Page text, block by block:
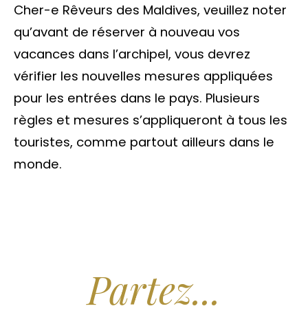
Cher-e Rêveurs des Maldives, veuillez noter
qu’avant de réserver à nouveau vos
vacances dans l’archipel, vous devrez
vérifier les nouvelles mesures appliquées
pour les entrées dans le pays. Plusieurs
règles et mesures s’appliqueront à tous les
touristes, comme partout ailleurs dans le
monde.
Partez...